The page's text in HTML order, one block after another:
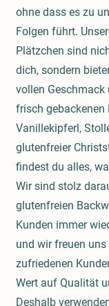
ohne dass es zu
Folgen führt.
Plätzchen sind
dich, sondern
vollen Geschmack
frisch gebackenen
Vanillekipferl,
glutenfreier
findest du alles,
Wir sind stolz
glutenfreien
Kunden immer
und wir freuen uns
zufriedenen
Wert auf Qualität
Deshalb